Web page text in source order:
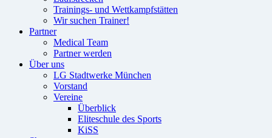
Trainings- und Wettkampfstätten
Wir suchen Trainer!
Partner
Medical Team
Partner werden
Über uns
LG Stadtwerke München
Vorstand
Vereine
Überblick
Eliteschule des Sports
KiSS